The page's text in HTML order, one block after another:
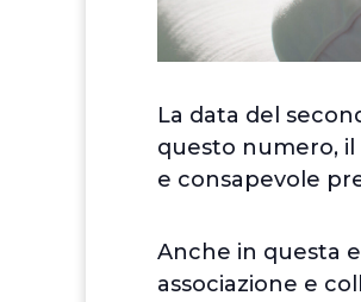
La data del
questo numero,
e consapevole
Anche in questa
associazione e